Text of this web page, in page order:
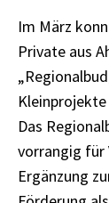
Im März
Private aus
Das
vorrangig für
Ergänzung